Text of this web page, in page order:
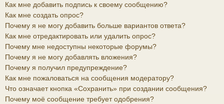
Как мне добавить подпись к своему сообщению?
Как мне создать опрос?
Почему я не могу добавить больше вариантов ответа?
Как мне отредактировать или удалить опрос?
Почему мне недоступны некоторые форумы?
Почему я не могу добавлять вложения?
Почему я получил предупреждение?
Как мне пожаловаться на сообщения модератору?
Что означает кнопка «Сохранить» при создании сообщения?
Почему моё сообщение требует одобрения?